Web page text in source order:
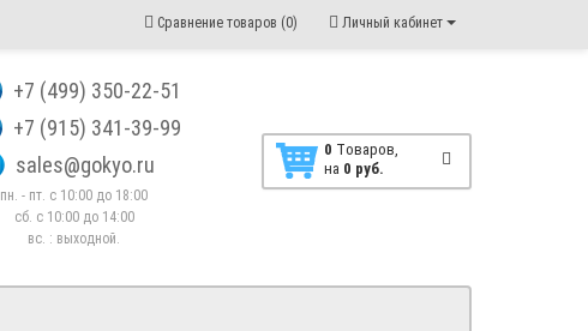
Личный кабинет
Сравнение товаров (0)
+7 (499) 350-22-51
+7 (915) 341-39-99
sales@gokyo.ru
пн. - пт. с 10:00 до 18:00
сб. c 10:00 до 14:00
вс. : выходной.
0 Tоваров,
на 0 руб.